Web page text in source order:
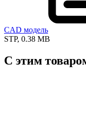
CAD модель
STP, 0.38 MB
С этим